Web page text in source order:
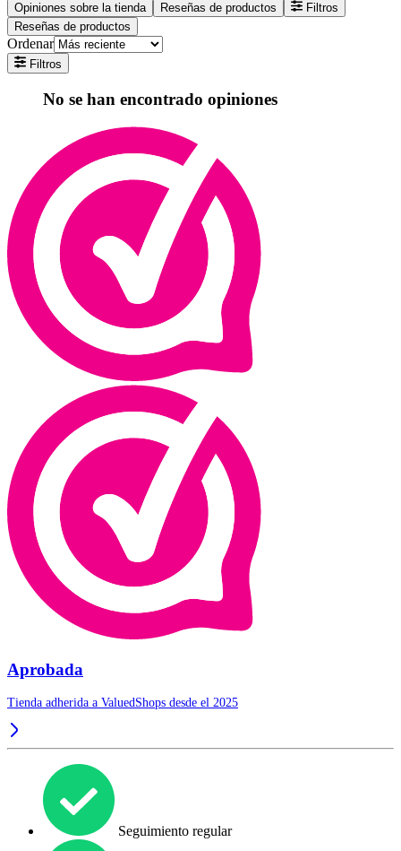
Opiniones sobre la tienda
Reseñas de productos
Filtros
Reseñas de productos
Ordenar
Filtros
No se han encontrado opiniones
Aprobada
Tienda adherida a ValuedShops desde el 2025
Seguimiento regular